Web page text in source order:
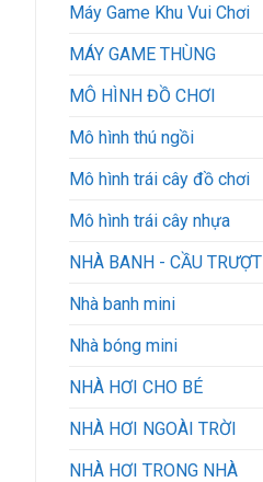
Máy Game Khu Vui Chơi
MÁY GAME THÙNG
MÔ HÌNH ĐỒ CHƠI
Mô hình thú ngồi
Mô hình trái cây đồ chơi
Mô hình trái cây nhựa
NHÀ BANH - CẦU TRƯỢT
Nhà banh mini
Nhà bóng mini
NHÀ HƠI CHO BÉ
NHÀ HƠI NGOÀI TRỜI
NHÀ HƠI TRONG NHÀ